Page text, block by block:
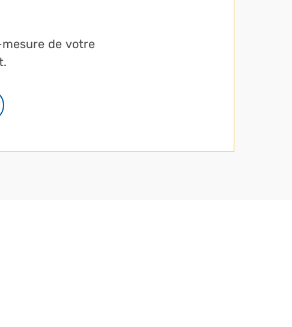
mesure de votre